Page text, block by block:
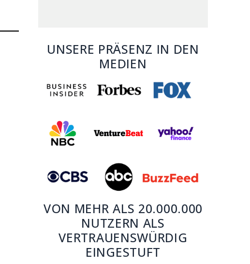
UNSERE PRÄSENZ IN DEN
MEDIEN
VON MEHR ALS 20.000.000
NUTZERN ALS
VERTRAUENSWÜRDIG
EINGESTUFT